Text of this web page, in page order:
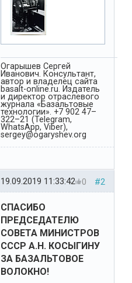
Огарышев Сергей
Иванович. Консультант,
автор и владелец сайта
basalt-online.ru. Издатель
и директор отраслевого
журнала «Базальтовые
технологии». +7 902 47–
322–21 (Telegram,
WhatsApp, Viber),
sergey@ogaryshev.org
#2
0
19.09.2019 11:33:42
СПАСИБО
ПРЕДСЕДАТЕЛЮ
СОВЕТА МИНИСТРОВ
СССР А.Н. КОСЫГИНУ
ЗА БАЗАЛЬТОВОЕ
ВОЛОКНО!